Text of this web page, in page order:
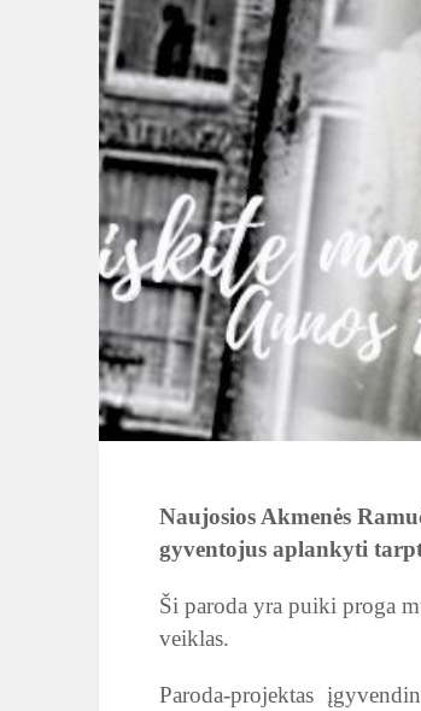
Naujosios Akmenės
gyventojus aplankyti
Ši paroda yra puiki proga
veiklas.
Paroda-projektas